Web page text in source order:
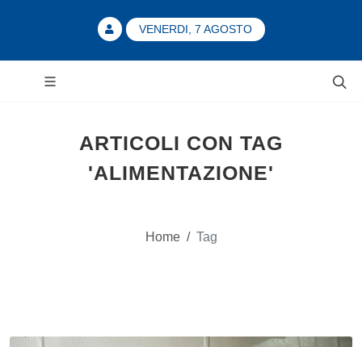
VENERDI, 7 AGOSTO
ARTICOLI CON TAG
'ALIMENTAZIONE'
Home / Tag